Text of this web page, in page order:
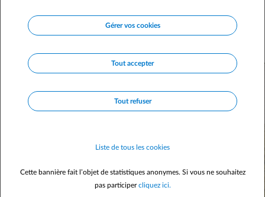
fausses croyances circulent encore. Pour vous aider à y
voir plus clair, faisons le point sur cet appareil tourné vers
Gérer vos cookies
Tout accepter
Tout refuser
Liste de tous les cookies
Cette bannière fait l’objet de statistiques anonymes. Si vous ne souhaitez
pas participercliquez ici.